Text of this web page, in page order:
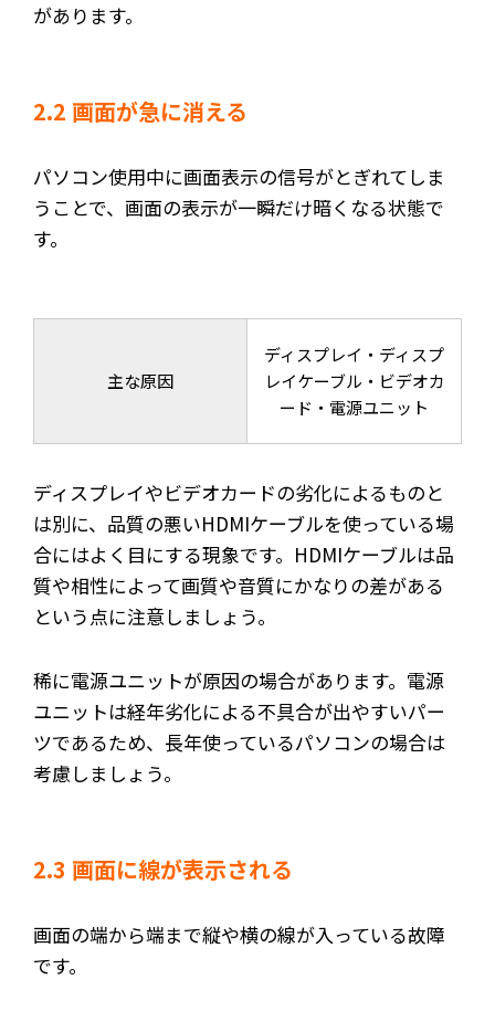
があります。
2.2 画面が急に消える
パソコン使用中に画面表示の信号がとぎれてしま
うことで、画面の表示が一瞬だけ暗くなる状態で
す。
主な原因
ディスプレイ・ディスプ
レイケーブル・ビデオカ
ード・電源ユニット
ディスプレイやビデオカードの劣化によるものと
は別に、品質の悪いHDMIケーブルを使っている場
合にはよく目にする現象です。HDMIケーブルは品
質や相性によって画質や音質にかなりの差がある
という点に注意しましょう。
稀に電源ユニットが原因の場合があります。電源
ユニットは経年劣化による不具合が出やすいパー
ツであるため、長年使っているパソコンの場合は
考慮しましょう。
2.3 画面に線が表示される
画面の端から端まで縦や横の線が入っている故障
です。